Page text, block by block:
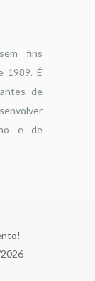
fins
1989. É
de
e de